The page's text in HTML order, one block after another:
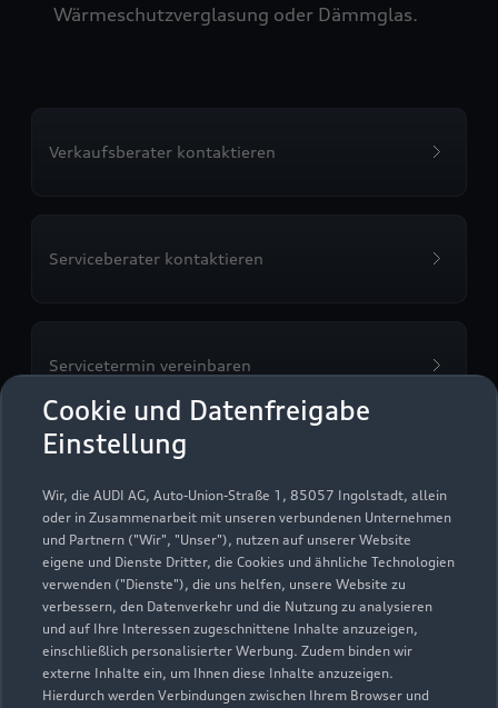
Cookie und Datenfreigabe
Einstellung
Wir, die AUDI AG, Auto-Union-Straße 1, 85057 Ingolstadt, allein
oder in Zusammenarbeit mit unseren verbundenen Unternehmen
und Partnern ("Wir", "Unser"), nutzen auf unserer Website
eigene und Dienste Dritter, die Cookies und ähnliche Technologien
verwenden ("Dienste"), die uns helfen, unsere Website zu
verbessern, den Datenverkehr und die Nutzung zu analysieren
und auf Ihre Interessen zugeschnittene Inhalte anzuzeigen,
einschließlich personalisierter Werbung. Zudem binden wir
externe Inhalte ein, um Ihnen diese Inhalte anzuzeigen.
Hierdurch werden Verbindungen zwischen Ihrem Browser und
Wärmeschutzverglasung oder Dämmglas.
Verkaufsberater kontaktieren
Serviceberater kontaktieren
Servicetermin vereinbaren
Autohaus Moser GmbH
Aubinger Weg 47-51,
82178 Puchheim